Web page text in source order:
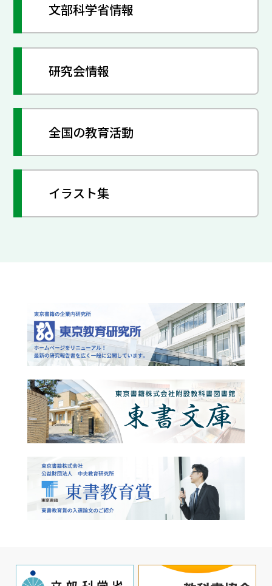
文部科学省情報
研究会情報
全国の教育活動
イラスト集